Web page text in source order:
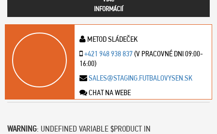
INFORMÁCIÍ
METOD SLÁDEČEK
+421 948 938 837(V PRACOVNÉ DNI 09:00-
16:00)
SALES@STAGING.FUTBALOVYSEN.SK
CHAT NA WEBE
WARNING: UNDEFINED VARIABLE $PRODUCT IN